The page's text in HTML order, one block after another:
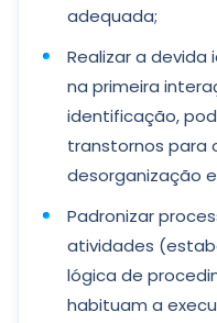
adequada;
Realizar a
na primeira
identificação,
transtornos para
desorganização
Padronizar
atividades
lógica de
habituam a